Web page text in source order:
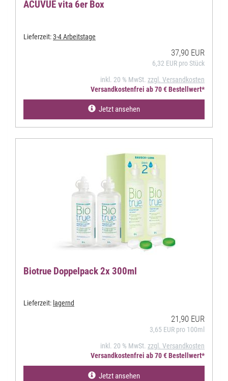
ACUVUE vita 6er Box
Lieferzeit:3-4 Arbeitstage
37,90 EUR
6,32 EUR pro Stück
inkl. 20 % MwSt. zzgl. Versandkosten
Versandkostenfrei ab 70 € Bestellwert*
Jetzt ansehen
Biotrue Doppelpack 2x 300ml
Lieferzeit: lagernd
21,90 EUR
3,65 EUR pro 100ml
inkl. 20 % MwSt. zzgl. Versandkosten
Versandkostenfrei ab 70 € Bestellwert*
Jetzt ansehen